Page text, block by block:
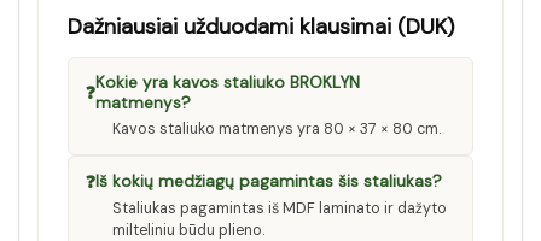
Dažniausiai užduodami klausimai (DUK)
❓Kokie yra kavos staliuko BROKLYN
matmenys?
Kavos staliuko matmenys yra 80 × 37 × 80 cm.
❓Iš kokių medžiagų pagamintas šis staliukas?
Staliukas pagamintas iš MDF laminato ir dažyto
milteliniu būdu plieno.